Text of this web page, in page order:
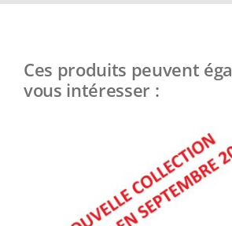
Ces produits peuvent
vous intéresser :